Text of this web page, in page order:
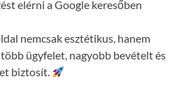
elérni a Google keresőben
nemcsak esztétikus, hanem
több ügyfelet, nagyobb bevételt és
biztosít.